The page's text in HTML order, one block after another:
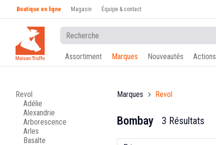
Boutique en ligne Magasin Équipe & contact
Assortiment Marques Nouveautés Actions
Revol
Adélie
Alexandrie
Arborescence
Arles
Basalte
Marques Revol
Bombay 3 Résultats